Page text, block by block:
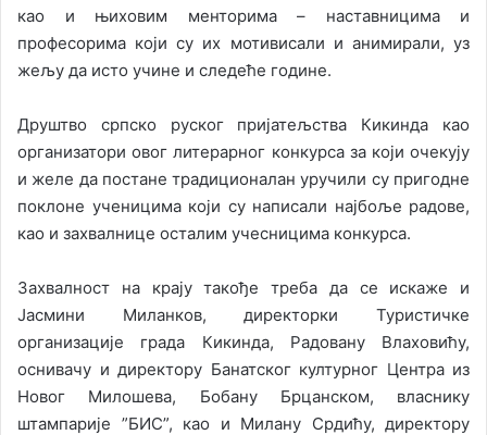
као и њиховим менторима – наставницима и
професорима који су их мотивисали и анимирали, уз
жељу да исто учине и следеће године.
Друштво српско руског пријатељства Кикинда као
организатори овог литерарног конкурса за који очекују
и желе да постане традиционалан уручили су пригодне
поклоне ученицима који су написали најбоље радове,
као и захвалнице осталим учесницима конкурса.
Захвалност на крају такође треба да се искаже и
Јасмини Миланков, директорки Туристичке
организације града Кикинда, Радовану Влаховићу,
оснивачу и директору Банатског културног Центра из
Новог Милошева, Бобану Брцанском, власнику
штампарије ”БИС”, као и Милану Срдићу, директору